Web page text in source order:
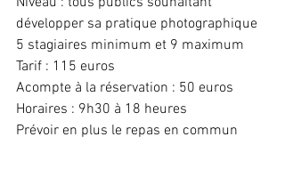
développer sa pratique photographique
5 stagiaires minimum et 9 maximum
Tarif : 115 euros
Acompte à la réservation : 50 euros
Horaires : 9h30 à 18 heures
Prévoir en plus le repas en commun